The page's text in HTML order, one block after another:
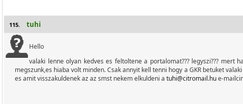
115. tuhi
Hello
valaki lenne olyan kedves es feltoltene a portalomat??? legyszi???
megszunk,es hiaba volt minden. Csak annyit kell tenni hogy a GKR betuket
es amit visszakuldenek az az smst nekem elkuldeni a tuhi@citromail.hue-